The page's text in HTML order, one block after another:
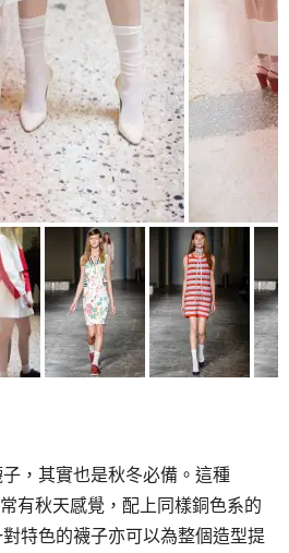
，其實也是秋冬必備。這種
有秋天感覺，配上同樣銅色系的
特色的襪子亦可以為整個造型提